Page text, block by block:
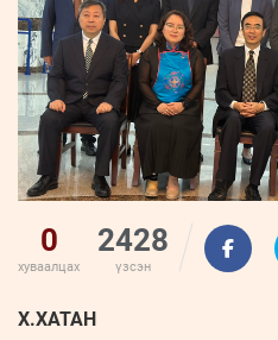
0
хуваалцах
2428
үзсэн
Х.ХАТАН